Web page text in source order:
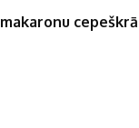
makaronu